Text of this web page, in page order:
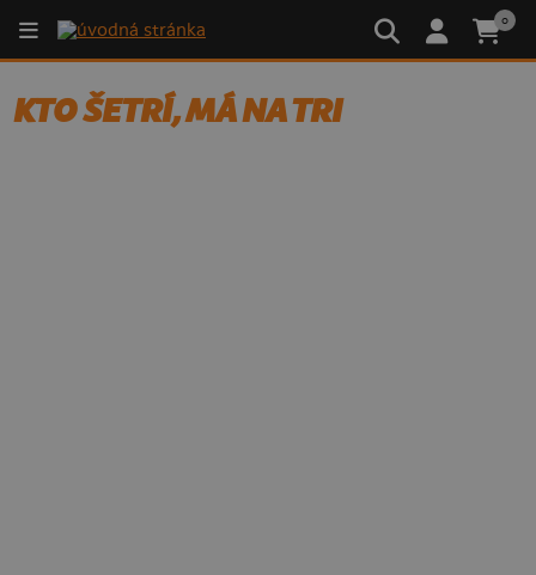
0
KTO ŠETRÍ, MÁ NA TRI